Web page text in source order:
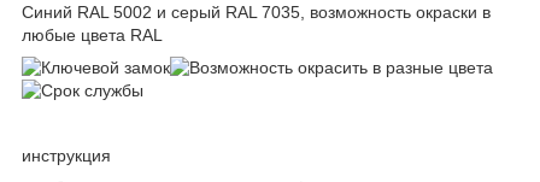
Синий RAL 5002 и серый RAL 7035, возможность окраски в
любые цвета RAL
инструкция